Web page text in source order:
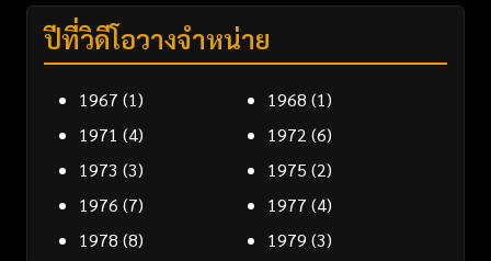
ปีที่วิดีโอวางจำหน่าย
1967 (1) 1968 (1)
1971 (4) 1972 (6)
1973 (3) 1975 (2)
1976 (7) 1977 (4)
1978 (8) 1979 (3)